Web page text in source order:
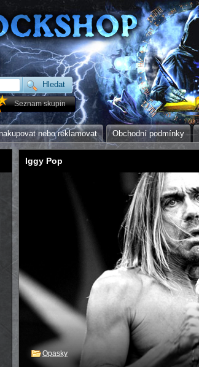
Seznam skupin
nebo reklamovat Obchodní podmínky
Iggy Pop
Opasky